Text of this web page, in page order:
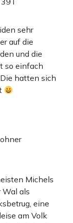
sehr
auf die
und die
so einfach
hatten sich
Michels
Wal als
eine
am Volk